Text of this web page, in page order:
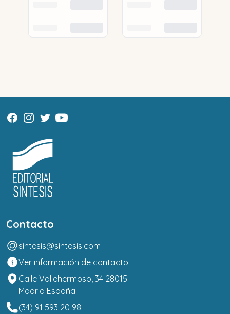
Contacto
sintesis@sintesis.com
Ver información de contacto
Calle Vallehermoso, 34 28015
Madrid España
(34) 91 593 20 98